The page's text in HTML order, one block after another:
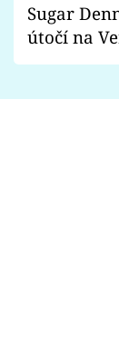
Sugar
útočí na
Proč je